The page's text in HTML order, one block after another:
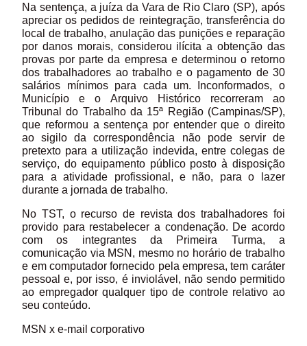
Na sentença, a juíza da Vara de Rio Claro (SP), após
apreciar os pedidos de reintegração, transferência do
local de trabalho, anulação das punições e reparação
por danos morais, considerou ilícita a obtenção das
provas por parte da empresa e determinou o retorno
dos trabalhadores ao trabalho e o pagamento de 30
salários mínimos para cada um. Inconformados, o
Município e o Arquivo Histórico recorreram ao
Tribunal do Trabalho da 15ª Região (Campinas/SP),
que reformou a sentença por entender que o direito
ao sigilo da correspondência não pode servir de
pretexto para a utilização indevida, entre colegas de
serviço, do equipamento público posto à disposição
para a atividade profissional, e não, para o lazer
durante a jornada de trabalho.
No TST, o recurso de revista dos trabalhadores foi
provido para restabelecer a condenação. De acordo
com os integrantes da Primeira Turma, a
comunicação via MSN, mesmo no horário de trabalho
e em computador fornecido pela empresa, tem caráter
pessoal e, por isso, é inviolável, não sendo permitido
ao empregador qualquer tipo de controle relativo ao
seu conteúdo.
MSN x e-mail corporativo